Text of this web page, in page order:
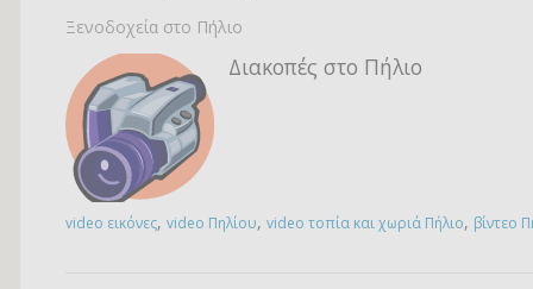
Ξενοδοχεία στο Πήλιο
Διακοπές στο Πήλιο
video εικόνες, video Πηλίου, video τοπία και χωριά Πήλιο, βίντεο